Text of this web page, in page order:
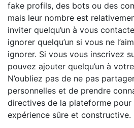
fake profils, des bots ou des
mais leur nombre est
inviter quelqu’un à vous
ignorer quelqu’un si vous ne
ignorer. Si vous vous inscrivez
pouvez ajouter quelqu’un à
N’oubliez pas de ne pas
personnelles et de prendre
directives de la plateforme pour
expérience sûre et constructive.